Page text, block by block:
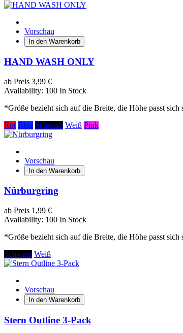
Vorschau
In den Warenkorb
HAND WASH ONLY
ab Preis 3,99 €
Availability: 100 In Stock
*Größe bezieht sich auf die Breite, die Höhe passt sich
Rot Blau Schwarz Weiß Pink
Vorschau
In den Warenkorb
Nürburgring
ab Preis 1,99 €
Availability: 100 In Stock
*Größe bezieht sich auf die Breite, die Höhe passt sich
Schwarz Weiß
Vorschau
In den Warenkorb
Stern Outline 3-Pack